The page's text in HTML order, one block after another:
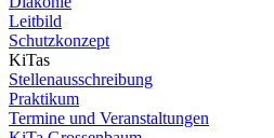
Leitbild
Schutzkonzept
KiTas
Stellenausschreibung
Praktikum
Termine und Veranstaltungen